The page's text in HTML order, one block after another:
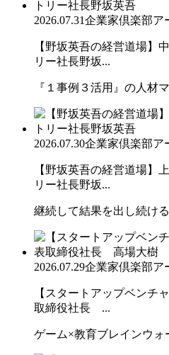
2026.07.31企業家倶楽部ア
【野坂英吾の経営道場】
リー社長野坂...
『１事例３活用』の人材
2026.07.30企業家倶楽部ア
【野坂英吾の経営道場】
リー社長野坂...
継続して結果を出し続け
2026.07.29企業家倶楽部ア
【スタートアップベンチ
取締役社長 ...
ゲーム×教育ブレインウォ